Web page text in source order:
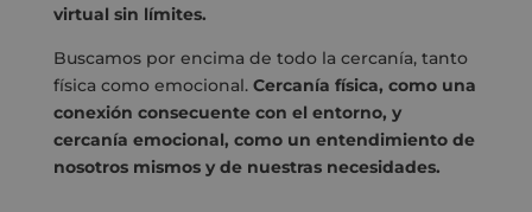
virtual sin límites.
Buscamos por encima de todo la cercanía, tanto
física como emocional. Cercanía física, como una
conexión consecuente con el entorno, y
cercanía emocional, como un entendimiento de
nosotros mismos y de nuestras necesidades.